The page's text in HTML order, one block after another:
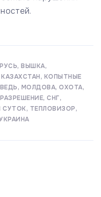
ВЫШКА
КАЗАХСТАН КОПЫТНЫЕ
МОЛДОВА ОХОТА
РАЗРЕШЕНИЕ СНГ
СУТОК
ТЕПЛОВИЗОР